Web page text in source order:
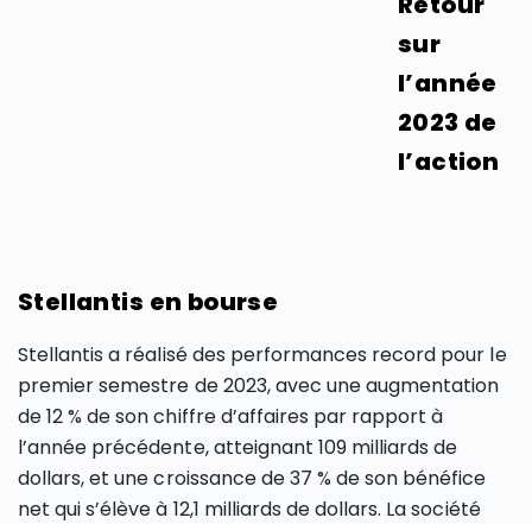
sur
l’année
2023 de
l’action
Stellantis en bourse
Stellantis a réalisé des performances record pour le
premier semestre de 2023, avec une augmentation
de 12 % de son chiffre d’affaires par rapport à
l’année précédente, atteignant 109 milliards de
dollars, et une croissance de 37 % de son bénéfice
net qui s’élève à 12,1 milliards de dollars​​. La société